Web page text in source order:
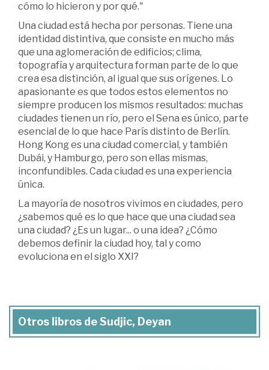
cómo lo hicieron y por qué."
Una ciudad está hecha por personas. Tiene una
identidad distintiva, que consiste en mucho más
que una aglomeración de edificios; clima,
topografía y arquitectura forman parte de lo que
crea esa distinción, al igual que sus orígenes. Lo
apasionante es que todos estos elementos no
siempre producen los mismos resultados: muchas
ciudades tienen un río, pero el Sena es único, parte
esencial de lo que hace París distinto de Berlín.
Hong Kong es una ciudad comercial, y también
Dubái, y Hamburgo, pero son ellas mismas,
inconfundibles. Cada ciudad es una experiencia
única.
La mayoría de nosotros vivimos en ciudades, pero
¿sabemos qué es lo que hace que una ciudad sea
una ciudad? ¿Es un lugar... o una idea? ¿Cómo
debemos definir la ciudad hoy, tal y como
evoluciona en el siglo XXI?
Otros libros de Sudjic, Deyan